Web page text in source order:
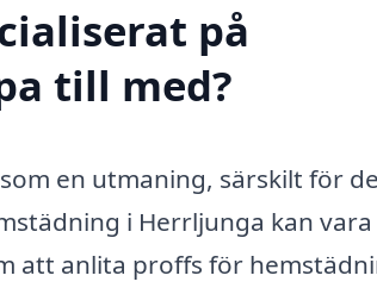
på
till med?
en utmaning, särskilt för
i Herrljunga kan vara
att anlita proffs för